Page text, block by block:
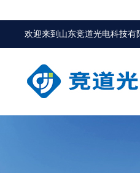
欢迎来到 山东竞道光电科技有